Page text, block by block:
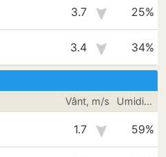
3.7 25%
3.4 34%
Vânt, m/s Umiditate
1.7 59%